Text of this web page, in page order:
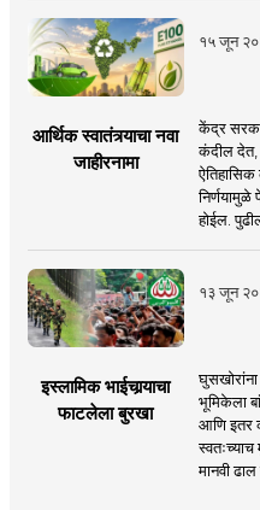
१५ जून
आर्थिक स्वातंत्र्याचा नवा
जाहीरनामा
केंद्र
कंदील देत,
ऐतिहासिक
निर्णयामुळे
होईल.
१३ जून
इस्लामिक भाईचार्‍याचा
फाटलेला बुरखा
घुसखोरांना
भूमिकेला
आणि इतर
मानवी ढाल